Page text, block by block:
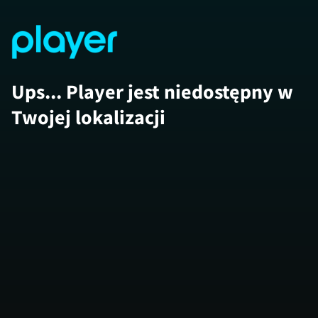
Ups... Player jest niedostępny w
Twojej lokalizacji